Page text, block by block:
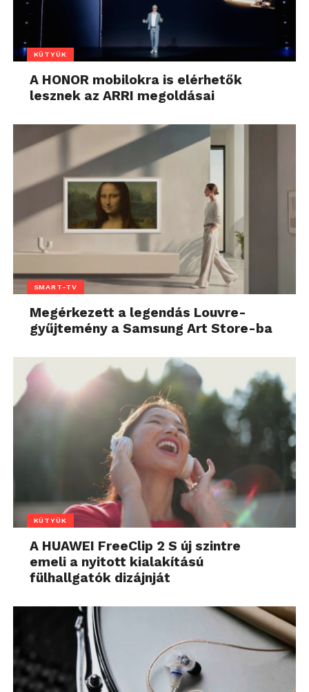
KÜTYÜK
A HONOR mobilokra is elérhetők
lesznek az ARRI megoldásai
SMART-TV
Megérkezett a legendás Louvre-
gyűjtemény a Samsung Art Store-ba
KÜTYÜK
A HUAWEI FreeClip 2 S új szintre
emeli a nyitott kialakítású
fülhallgatók dizájnját